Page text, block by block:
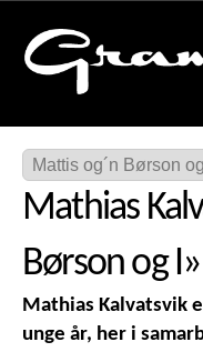
Mathias
Børson og I»
Mathias Kalvatsvik
unge år, her i